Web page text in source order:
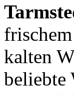
kalten
beliebte